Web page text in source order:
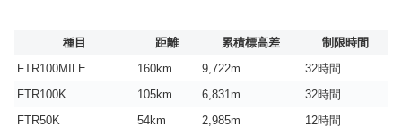
種目 距離 累積標高差
制限時間
FTR100MILE
160km 9,722m
32時間
FTR100K
105km 6,831m
32時間
FTR50K
54km 2,985m 12時間